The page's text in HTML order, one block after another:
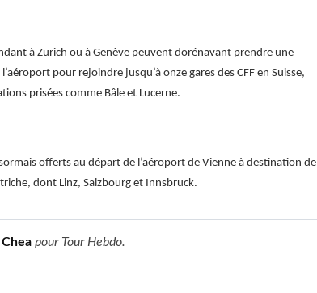
à Zurich ou à Genève peuvent dorénavant prendre une
pour rejoindre jusqu’à onze gares des CFF en Suisse,
prisées comme Bâle et Lucerne.
offerts au départ de l’aéroport de Vienne à destination de
dont Linz, Salzbourg et Innsbruck.
pour Tour Hebdo.